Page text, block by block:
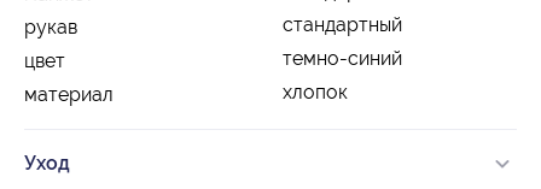
рукав
стандартный
цвет
темно-синий
материал
хлопок
Уход